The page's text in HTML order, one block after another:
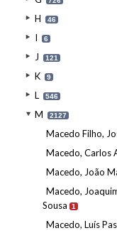
H 46
I 6
J 121
K 9
L 546
M 2127
Macedo Filho,
Macedo, Carlos
Macedo, João
Macedo,
Sousa
1
Macedo, Luís